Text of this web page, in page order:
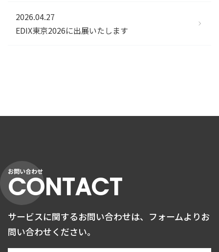
2026.04.27
EDIX東京2026に出展いたします
お問い合わせ
CONTACT
サービスに関するお問い合わせは、 フォームよりお
問い合わせください。